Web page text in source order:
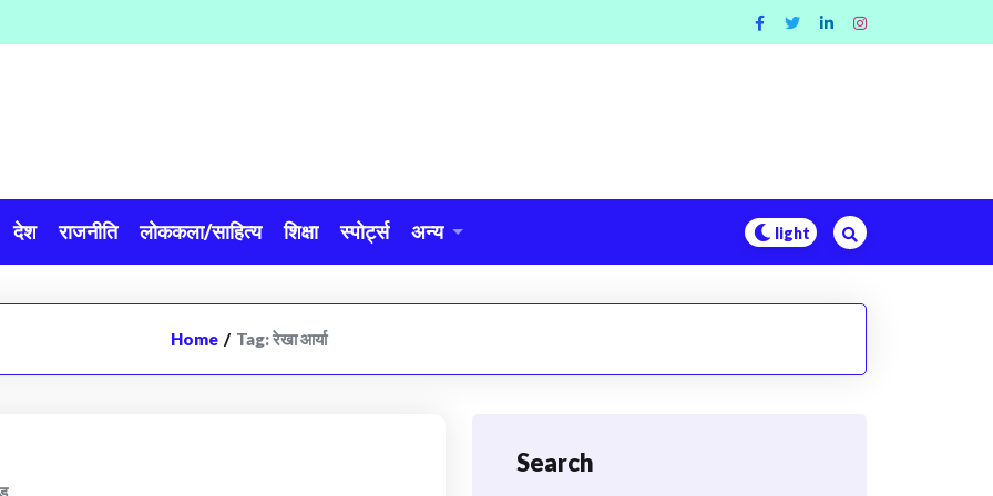
देश राजनीति लोककला/साहित्य शिक्षा स्पोर्ट्स अन्य
Home / Tag:रेखा आर्या
Search